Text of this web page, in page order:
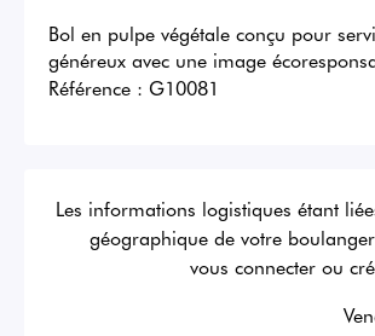
Bol en pulpe végétale conçu pour
généreux avec une image
Référence : G10081
Les informations logistiques étant
géographique de votre
vous connecter ou